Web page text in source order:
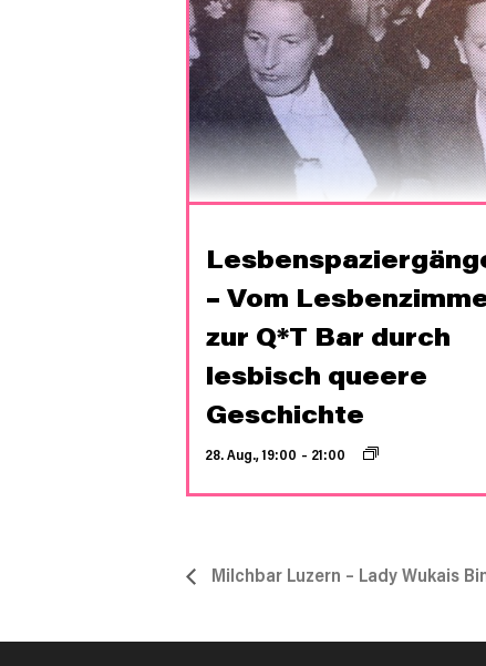
– Vom
zur Q*T Bar durch
lesbisch queere
Geschichte
28. Aug., 19:00 – 21:00
Milchbar Luzern – Lady Wukais